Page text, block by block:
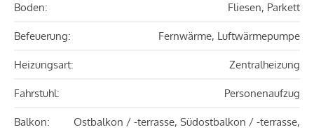
Boden: Fliesen, Parkett
Befeuerung: Fernwärme, Luftwärmepumpe
Heizungsart: Zentralheizung
Fahrstuhl: Personenaufzug
Balkon:
Ostbalkon / -terrasse, Südostbalkon / -terrasse,